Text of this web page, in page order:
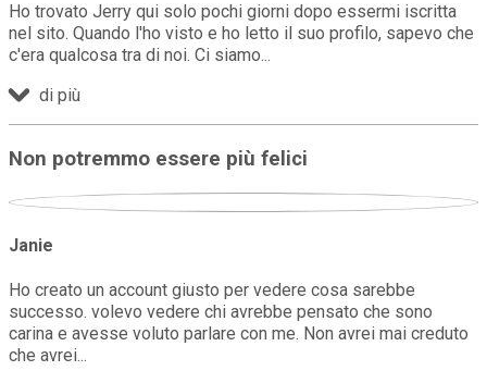
Ho trovato Jerry qui solo pochi giorni dopo essermi iscritta
nel sito. Quando l'ho visto e ho letto il suo profilo, sapevo che
c'era qualcosa tra di noi. Ci siamo
di più
Non potremmo essere più felici
Janie
Ho creato un account giusto per vedere cosa sarebbe
successo. volevo vedere chi avrebbe pensato che sono
carina e avesse voluto parlare con me. Non avrei mai creduto
che avrei